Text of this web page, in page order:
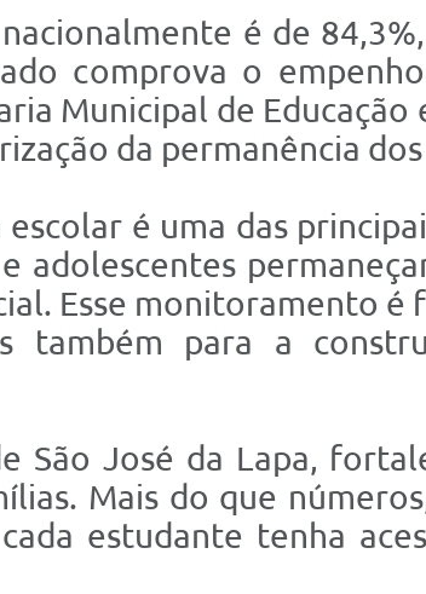
é de
comprova o
Municipal de
da permanência
é uma das
adolescentes
Esse monitoramento é
também para a
São José da Lapa,
Mais do que
estudante tenha